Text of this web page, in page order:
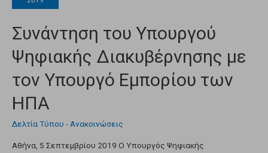
Συνάντηση του Υπουργού
Ψηφιακής Διακυβέρνησης με
τον Υπουργό Εμπορίου των
ΗΠΑ
Δελτία Τύπου - Ανακοινώσεις
Αθήνα, 5 Σεπτεμβρίου 2019 Ο Υπουργός Ψηφιακής